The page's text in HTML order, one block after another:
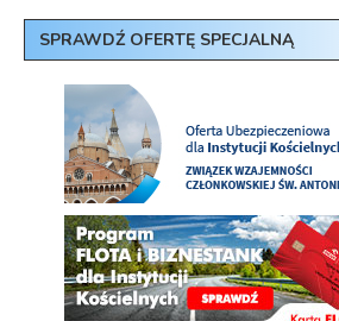
SPRAWDŹ OFERTĘ SPECJALNĄ